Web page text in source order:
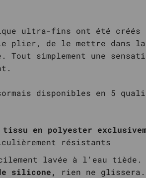
ultra-fins ont été
plier, de le mettre dans
Tout simplement une
disponibles en 5
tissu en polyester
résistants
lavée à l'eau tiède.
silicone,
rien ne glissera.